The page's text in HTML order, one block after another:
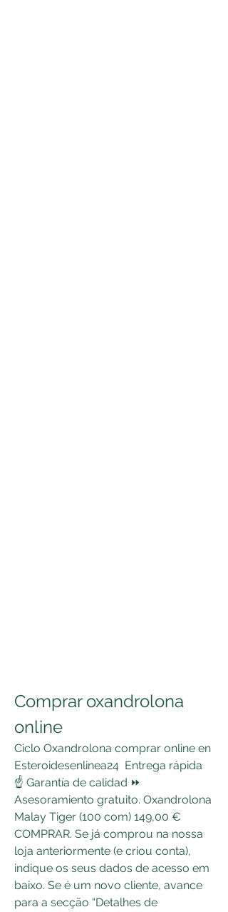
Comprar oxandrolona
online
Ciclo Oxandrolona comprar online en
Esteroidesenlinea24 ️ Entrega rápida
☝ Garantía de calidad ⏩
Asesoramiento gratuito. Oxandrolona
Malay Tiger (100 com) 149,00 €
COMPRAR. Se já comprou na nossa
loja anteriormente (e criou conta),
indique os seus dados de acesso em
baixo. Se é um novo cliente, avance
para a secção “Detalhes de